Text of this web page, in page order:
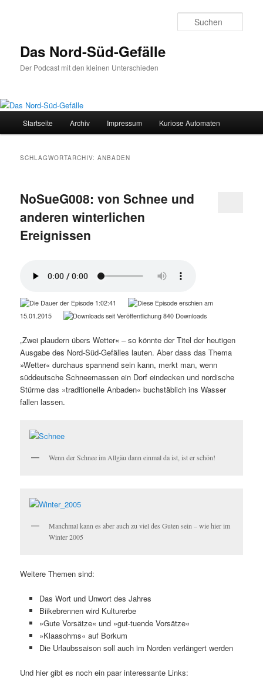
Das Nord-Süd-Gefälle
Der Podcast mit den kleinen Unterschieden
Startseite Archiv Impressum Kuriose Automaten
SCHLAGWORTARCHIV:ANBADEN
NoSueG008: von Schnee und
anderen winterlichen
Ereignissen
1:02:41
15.01.2015
840 Downloads
„Zwei plaudern übers Wetter« – so könnte der Titel der heutigen
Ausgabe des Nord-Süd-Gefälles lauten. Aber dass das Thema
»Wetter« durchaus spannend sein kann, merkt man, wenn
süddeutsche Schneemassen ein Dorf eindecken und nordische
Stürme das »traditionelle Anbaden« buchstäblich ins Wasser
fallen lassen.
Wenn der Schnee im Allgäu dann einmal da ist, ist er schön!
Manchmal kann es aber auch zu viel des Guten sein – wie hier im
Winter 2005
Weitere Themen sind:
Das Wort und Unwort des Jahres
Biikebrennen wird Kulturerbe
»Gute Vorsätze« und »gut-tuende Vorsätze«
»Klaasohms« auf Borkum
Die Urlaubssaison soll auch im Norden verlängert werden
Und hier gibt es noch ein paar interessante Links: